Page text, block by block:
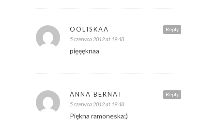
Reply
OOLISKAA
5 czerwca 2012 at 19:48
pięęęknaa
Reply
ANNA BERNAT
5 czerwca 2012 at 19:48
Piękna ramoneska;)